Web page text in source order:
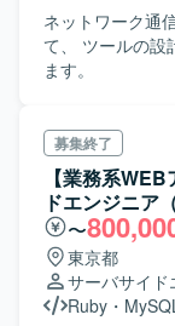
ネットワーク通
て、 ツールの設
ます。
募集終了
【業務系
ドエンジニア
〜
東京都
サーバサイド
Ruby ・